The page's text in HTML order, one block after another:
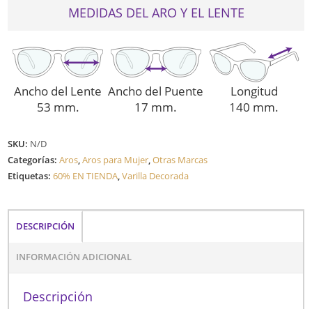
MEDIDAS DEL ARO Y EL LENTE
Ancho del Lente
53 mm.
Ancho del Puente
17 mm.
Longitud
140 mm.
SKU: N/D
Categorías:Aros,Aros para Mujer,Otras Marcas
Etiquetas:60% EN TIENDA,Varilla Decorada
DESCRIPCIÓN
INFORMACIÓN ADICIONAL
Descripción